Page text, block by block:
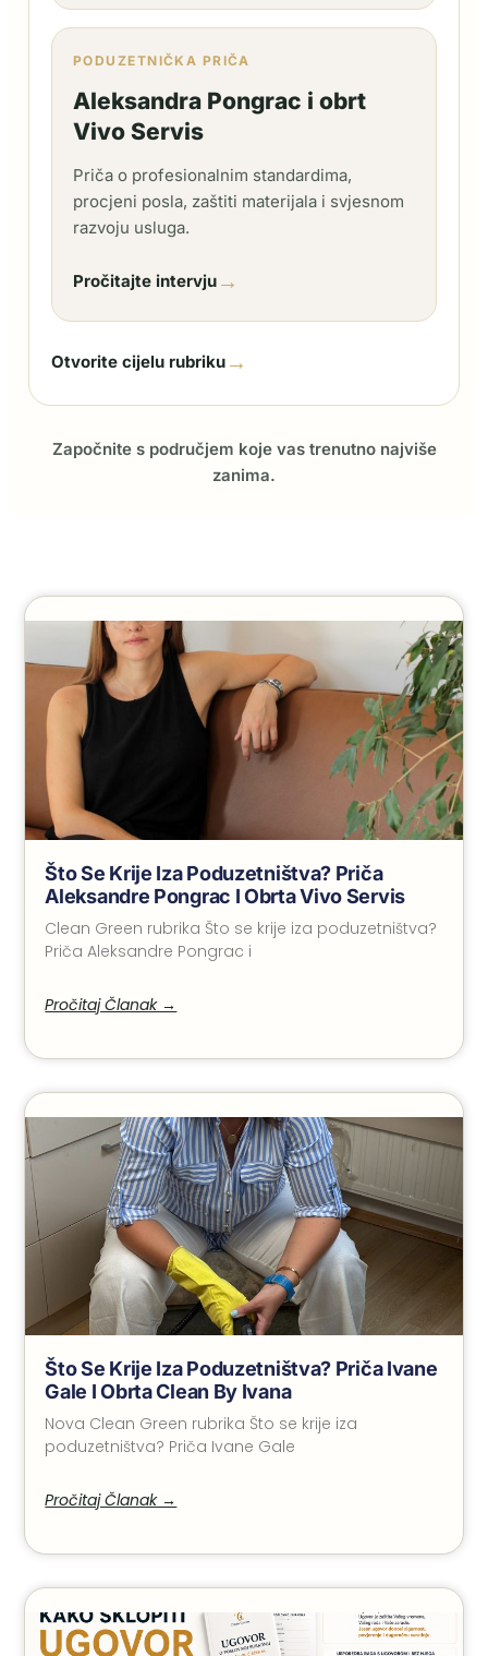
PODUZETNIČKA PRIČA
Aleksandra Pongrac i obrt
Vivo Servis
Priča o profesionalnim standardima,
procjeni posla, zaštiti materijala i svjesnom
razvoju usluga.
Pročitajte intervju →
Otvorite cijelu rubriku →
Započnite s područjem koje vas trenutno najviše
zanima.
Što Se Krije Iza Poduzetništva? Priča
Aleksandre Pongrac I Obrta Vivo Servis
Clean Green rubrika Što se krije iza poduzetništva?
Priča Aleksandre Pongrac i
Pročitaj Članak →
Što Se Krije Iza Poduzetništva? Priča Ivane
Gale I Obrta Clean By Ivana
Nova Clean Green rubrika Što se krije iza
poduzetništva? Priča Ivane Gale
Pročitaj Članak →